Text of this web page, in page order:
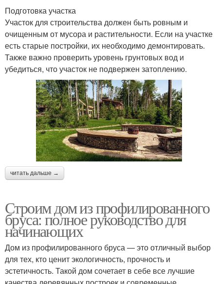
Подготовка участка
Участок для строительства должен быть ровным и
очищенным от мусора и растительности. Если на участке
есть старые постройки, их необходимо демонтировать.
Также важно проверить уровень грунтовых вод и
убедиться, что участок не подвержен затоплению.
читать дальше →
Строим дом из профилированного
бруса: полное руководство для
начинающих
Дом из профилированного бруса — это отличный выбор
для тех, кто ценит экологичность, прочность и
эстетичность. Такой дом сочетает в себе все лучшие